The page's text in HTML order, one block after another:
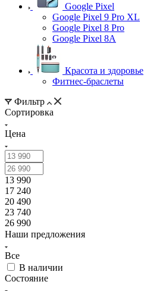
Google Pixel
Google Pixel 9 Pro XL
Google Pixel 8 Pro
Google Pixel 8A
Красота и здоровье
Фитнес-браслеты
Фильтр
Сортировка
Цена
13 990
17 240
20 490
23 740
26 990
Наши предложения
Все
В наличии
Состояние